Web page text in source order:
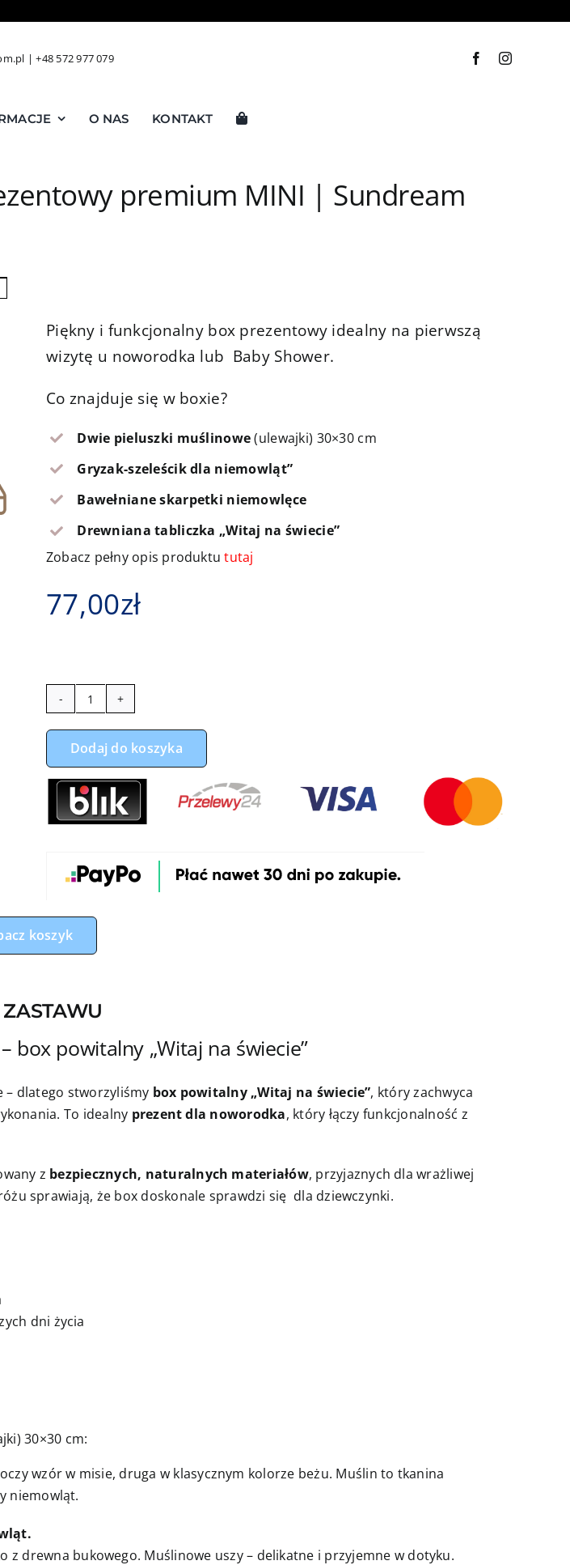
|+48 572 977 079
O NAS KONTAKT
premium MINI | Sundream
Piękny i funkcjonalny box prezentowy idealny na pierwszą
wizytę u noworodka lub Baby Shower.
Co znajduje się w boxie?
Dwie pieluszki muślinowe(ulewajki) 30×30 cm
Gryzak-szeleścik dla niemowląt”
Bawełniane skarpetki niemowlęce
Drewniana tabliczka „Witaj na świecie”
Zobacz pełny opis produktututaj
77,00zł
ilość
Prezent
dla
–
box
premium
MINI
Dodaj do koszyka
koszyk
box powitalny „Witaj na świecie”
– dlatego stworzyliśmy box powitalny „Witaj na świecie”, który zachwyca
To idealny prezent dla noworodka, który łączy funkcjonalność z
z bezpiecznych, naturalnych materiałów, przyjaznych dla wrażliwej
sprawiają, że box doskonale sprawdzi się dla dziewczynki.
dni życia
30×30 cm:
wzór w misie, druga w klasycznym kolorze beżu. Muślin to tkanina
niemowląt.
z drewna bukowego. Muślinowe uszy – delikatne i przyjemne w dotyku.